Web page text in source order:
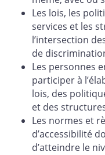
Les lois, les
services et les
l’intersection
de
Les personnes
participer à
lois, des
et des
Les normes et
d’accessibilité
d’atteindre le